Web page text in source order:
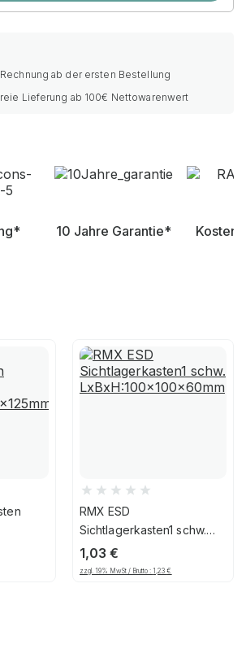
Rechnung ab der ersten Bestellung
Lieferung ab 100€ Nettowarenwert
10 Jahre Garantie*
RMX ESD
Sichtlagerkasten1 schw.
LxBxH:100x100x60mm
1,03€
zzgl. 19% MwSt / Brutto :1,23€